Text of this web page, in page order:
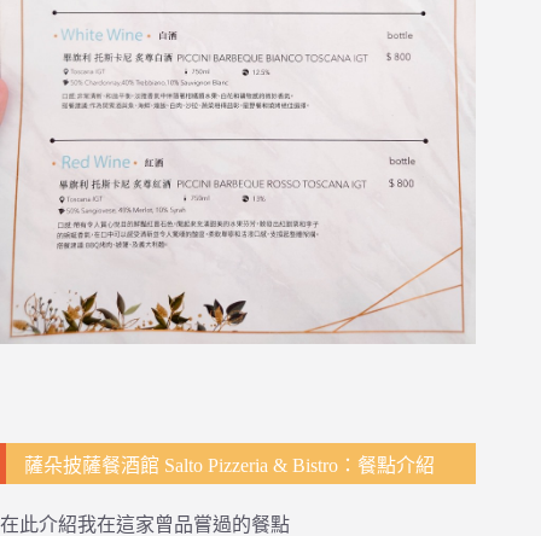
薩朵披薩餐酒館 Salto Pizzeria & Bistro：餐點介紹
在此介紹我在這家曾品嘗過的餐點